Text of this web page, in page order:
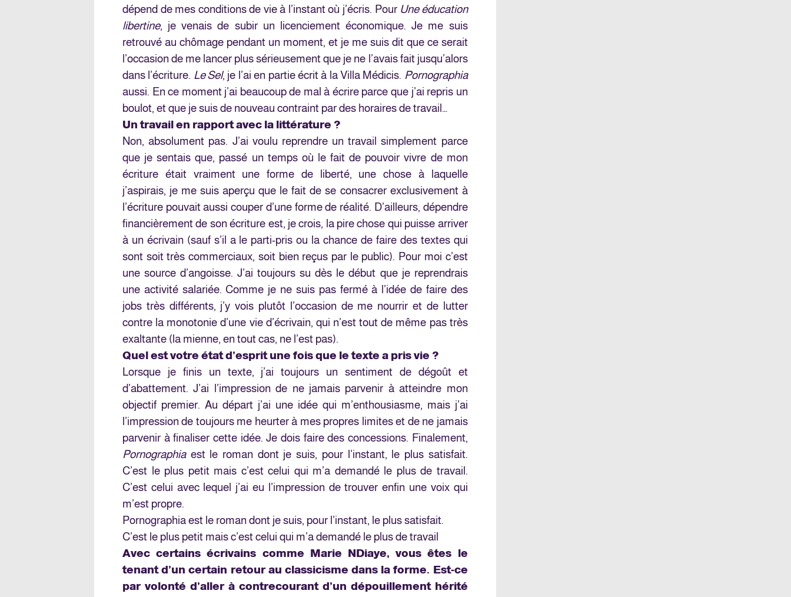
dépend de mes conditions de vie à l’instant où j’écris. Pour Une éducation
libertine, je venais de subir un licenciement économique. Je me suis
retrouvé au chômage pendant un moment, et je me suis dit que ce serait
l’occasion de me lancer plus sérieusement que je ne l’avais fait jusqu’alors
dans l’écriture. Le Sel, je l’ai en partie écrit à la Villa Médicis. Pornographia
aussi. En ce moment j’ai beaucoup de mal à écrire parce que j’ai repris un
boulot, et que je suis de nouveau contraint par des horaires de travail…
Un travail en rapport avec la littérature ?
Non, absolument pas. J’ai voulu reprendre un travail simplement parce
que je sentais que, passé un temps où le fait de pouvoir vivre de mon
écriture était vraiment une forme de liberté, une chose à laquelle
j’aspirais, je me suis aperçu que le fait de se consacrer exclusivement à
l’écriture pouvait aussi couper d’une forme de réalité. D’ailleurs, dépendre
financièrement de son écriture est, je crois, la pire chose qui puisse arriver
à un écrivain (sauf s’il a le parti-pris ou la chance de faire des textes qui
sont soit très commerciaux, soit bien reçus par le public). Pour moi c’est
une source d’angoisse. J’ai toujours su dès le début que je reprendrais
une activité salariée. Comme je ne suis pas fermé à l’idée de faire des
jobs très différents, j’y vois plutôt l’occasion de me nourrir et de lutter
contre la monotonie d’une vie d’écrivain, qui n’est tout de même pas très
exaltante (la mienne, en tout cas, ne l’est pas).
Quel est votre état d’esprit une fois que le texte a pris vie ?
Lorsque je finis un texte, j’ai toujours un sentiment de dégoût et
d’abattement. J’ai l’impression de ne jamais parvenir à atteindre mon
objectif premier. Au départ j’ai une idée qui m’enthousiasme, mais j’ai
l’impression de toujours me heurter à mes propres limites et de ne jamais
parvenir à finaliser cette idée. Je dois faire des concessions. Finalement,
Pornographiaest le roman dont je suis, pour l’instant, le plus satisfait.
C’est le plus petit mais c’est celui qui m’a demandé le plus de travail.
C’est celui avec lequel j’ai eu l’impression de trouver enfin une voix qui
m’est propre.
Pornographia est le roman dont je suis, pour l’instant, le plus satisfait.
C’est le plus petit mais c’est celui qui m’a demandé le plus de travail
Avec certains écrivains comme Marie NDiaye, vous êtes le
tenant d’un certain retour au classicisme dans la forme. Est-ce
par volonté d’aller à contrecourant d’un dépouillement hérité